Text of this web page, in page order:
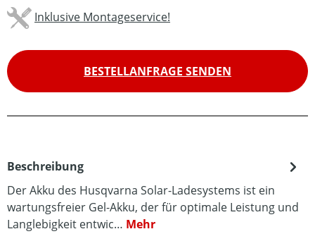
Inklusive Montageservice!
BESTELLANFRAGE SENDEN
Beschreibung
Der Akku des Husqvarna Solar-Ladesystems ist ein
wartungsfreier Gel-Akku, der für optimale Leistung und
Langlebigkeit entwic… Mehr